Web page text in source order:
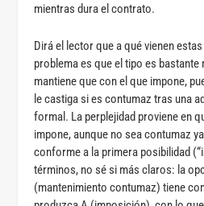
mientras dura el contrato.
Dirá el lector que a qué vienen
problema es que el tipo es
mantiene que con el que impone,
le castiga si es contumaz tras una
formal. La perplejidad proviene en
impone, aunque no sea contumaz
conforme a la primera posibilidad
términos, no sé si más claros: la
(mantenimiento contumaz) tiene